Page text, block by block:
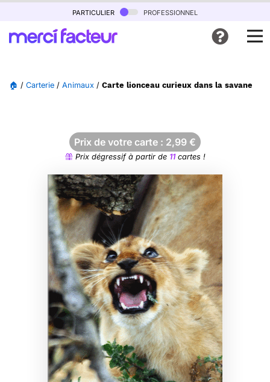
particulier professionnel
🏠 / Carterie / Animaux / Carte lionceau curieux dans la savane
Prix de votre carte : 2,99 €
Prix dégressif à partir de 11cartes !